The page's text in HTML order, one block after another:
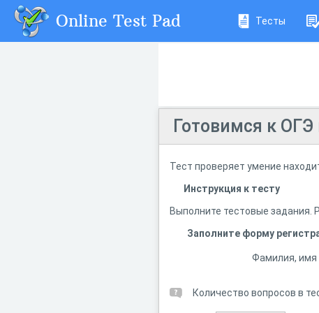
Online Test Pad Тесты
Готовимся к
Тест проверяет умение
Инструкция к тесту
Выполните тестовые задания.
Заполните форму
Фамилия, имя
Количество вопросов в